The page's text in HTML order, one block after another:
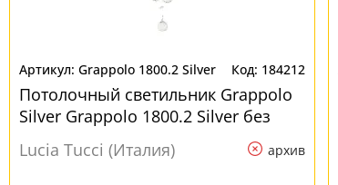
Grappolo 1800.2 Silver 184212
Потолочный светильник Grappolo
Silver Grappolo 1800.2 Silver без
плафона
Lucia Tucci (Италия) архив